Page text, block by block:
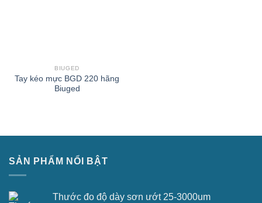
BIUGED
Tay kéo mực BGD 220 hãng
Biuged
SẢN PHẨM NỔI BẬT
Thước đo độ dày sơn ướt 25-3000um